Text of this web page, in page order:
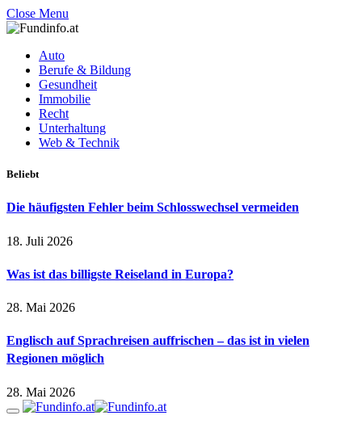
Close Menu
Auto
Berufe & Bildung
Gesundheit
Immobilie
Recht
Unterhaltung
Web & Technik
Beliebt
Die häufigsten Fehler beim Schlosswechsel vermeiden
18. Juli 2026
Was ist das billigste Reiseland in Europa?
28. Mai 2026
Englisch auf Sprachreisen auffrischen – das ist in vielen
Regionen möglich
28. Mai 2026